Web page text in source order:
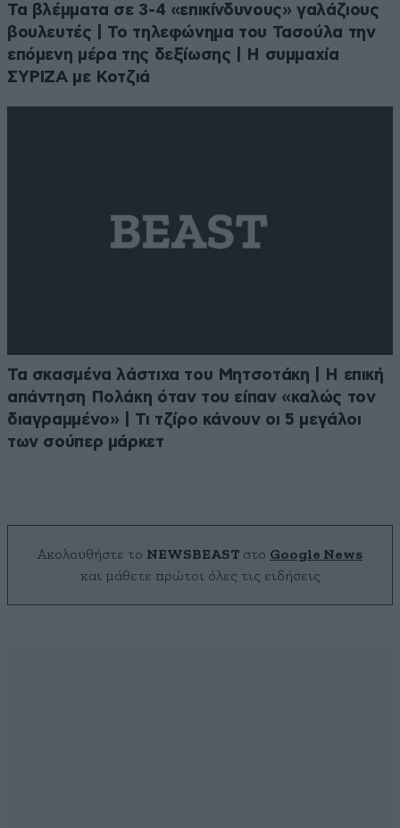
Τα βλέμματα σε 3-4 «επικίνδυνους» γαλάζιους
βουλευτές | Το τηλεφώνημα του Τασούλα την
επόμενη μέρα της δεξίωσης | Η συμμαχία
ΣΥΡΙΖΑ με Κοτζιά
Τα σκασμένα λάστιχα του Μητσοτάκη | Η επική
απάντηση Πολάκη όταν του είπαν «καλώς τον
διαγραμμένο» | Τι τζίρο κάνουν οι 5 μεγάλοι
των σούπερ μάρκετ
Ακολουθήστε το NEWSBEAST στο Google News
και μάθετε πρώτοι όλες τις ειδήσεις